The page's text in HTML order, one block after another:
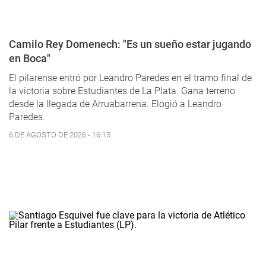
Camilo Rey Domenech: "Es un sueño estar jugando
en Boca"
El pilarense entró por Leandro Paredes en el tramo final de
la victoria sobre Estudiantes de La Plata. Gana terreno
desde la llegada de Arruabarrena. Elogió a Leandro
Paredes.
6 DE AGOSTO DE 2026 - 16:15